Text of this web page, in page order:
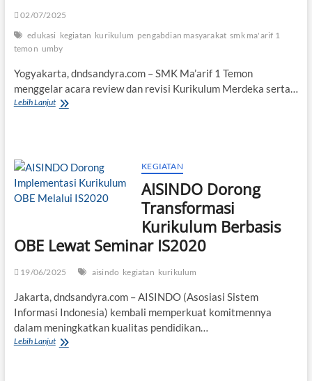
02/07/2025
edukasi kegiatan kurikulum pengabdian masyarakat smk ma'arif 1
temon umby
Yogyakarta, dndsandyra.com – SMK Ma’arif 1 Temon
menggelar acara review dan revisi Kurikulum Merdeka serta…
Lebih LanjutUMBY
Penyempurnaan
Kurikulum
RPL
SMK
KEGIATAN
AISINDO Dorong
Transformasi
Kurikulum Berbasis
OBE Lewat Seminar IS2020
19/06/2025 aisindo kegiatan kurikulum
Jakarta, dndsandyra.com – AISINDO (Asosiasi Sistem
Informasi Indonesia) kembali memperkuat komitmennya
dalam meningkatkan kualitas pendidikan…
Lebih LanjutAISINDO